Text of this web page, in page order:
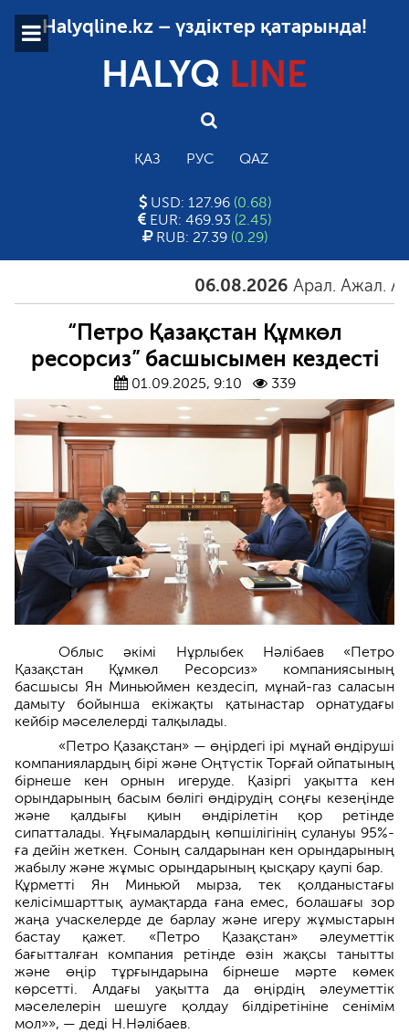
Halyqline.kz – үздіктер қатарында!
HALYQ LINE
ҚАЗ РУС QAZ
USD: 127.96 (0.68)
EUR: 469.93 (2.45)
RUB: 27.39 (0.29)
06.08.2026 Арал. Ажал.
“Петро Қазақстан Құмкөл
ресорсиз” басшысымен кездесті
01.09.2025, 9:10 339
Облыс әкімі Нұрлыбек Нәлібаев «Петро
Қазақстан Құмкөл Ресорсиз» компаниясының
басшысы Ян Миньюймен кездесіп, мұнай-газ саласын
дамыту бойынша екіжақты қатынастар орнатудағы
кейбір мәселелерді талқылады.
«Петро Қазақстан» — өңірдегі ірі мұнай өндіруші
компаниялардың бірі және Оңтүстік Торғай ойпатының
бірнеше кен орнын игеруде. Қазіргі уақытта кен
орындарының басым бөлігі өндірудің соңғы кезеңінде
және қалдығы қиын өндірілетін қор ретінде
сипатталады. Ұңғымалардың көпшілігінің сулануы 95%-
ға дейін жеткен. Соның салдарынан кен орындарының
жабылу және жұмыс орындарының қысқару қаупі бар.
Құрметті Ян Миньюй мырза, тек қолданыстағы
келісімшарттық аумақтарда ғана емес, болашағы зор
жаңа учаскелерде де барлау және игеру жұмыстарын
бастау қажет. «Петро Қазақстан» әлеуметтік
бағытталған компания ретінде өзін жақсы танытты
және өңір тұрғындарына бірнеше мәрте көмек
көрсетті. Алдағы уақытта да өңірдің әлеуметтік
мәселелерін шешуге қолдау білдіретініне сенімім
мол»», — деді Н.Нәлібаев.